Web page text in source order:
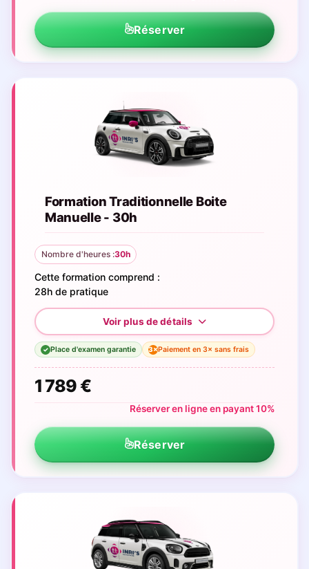
Réserver
Formation Traditionnelle Boite
Manuelle - 30h
Nombre d'heures :30h
Cette formation comprend :
28h de pratique
✓ Place d'examen garantie 3×Paiement en 3× sans frais
1 789 €
Réserver en ligne en payant 10%
Réserver